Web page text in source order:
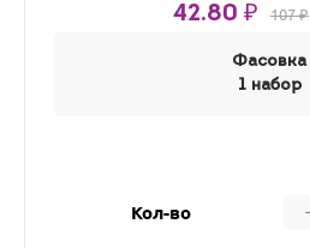
42.80 ₽ 107 ₽
Фасовка
1 набор
Кол-во